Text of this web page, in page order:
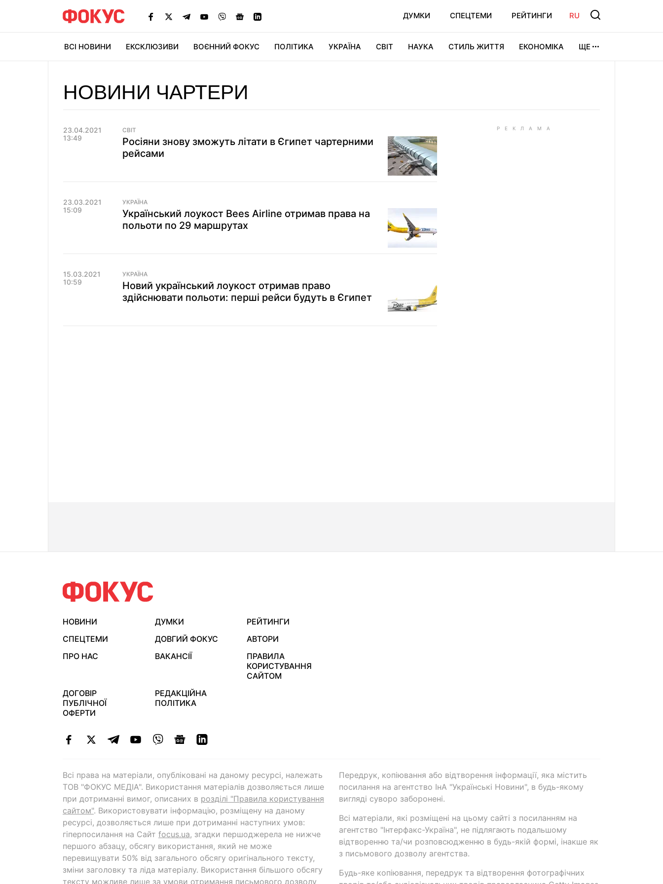
ДУМКИ СПЕЦТЕМИ РЕЙТИНГИ RU
ВСІ НОВИНИ ЕКСКЛЮЗИВИ ВОЄННИЙ ФОКУС ПОЛІТИКА УКРАЇНА СВІТ НАУКА СТИЛЬ ЖИТТЯ ЕКОНОМІКА ЩЕ
НОВИНИ ЧАРТЕРИ
23.04.2021
13:49
СВІТ
Росіяни знову зможуть літати в Єгипет чартерними
рейсами
23.03.2021
15:09
УКРАЇНА
Український лоукост Bees Airline отримав права на
польоти по 29 маршрутах
15.03.2021
10:59
УКРАЇНА
Новий український лоукост отримав право
здійснювати польоти: перші рейси будуть в Єгипет
НОВИНИ ДУМКИ
РЕЙТИНГИ
СПЕЦТЕМИ
ДОВГИЙ ФОКУС
АВТОРИ
ПРО НАС
ВАКАНСІЇ
ПРАВИЛА
КОРИСТУВАННЯ
САЙТОМ
ДОГОВІР
ПУБЛІЧНОЇ
ОФЕРТИ
РЕДАКЦІЙНА
ПОЛІТИКА
Всі права на матеріали, опубліковані на даному ресурсі, належать
ТОВ "ФОКУС МЕДІА". Використання матеріалів дозволяється лише
при дотриманні вимог, описаних в розділі "Правила користування
сайтом". Використовувати інформацію, розміщену на даному
ресурсі, дозволяється лише при дотриманні наступних умов:
гіперпосилання на Cайт focus.ua, згадки першоджерела не нижче
першого абзацу, обсягу використання, який не може
перевищувати 50% від загального обсягу оригінального тексту,
зміни заголовку та ліда матеріалу. Використання більшого обсягу
тексту можливе лише за умови отримання письмового дозволу
Передрук, копіювання або відтворення інформації, яка містить
посилання на агентство ІнА "Українські Новини", в будь-якому
вигляді суворо заборонені.
Всі матеріали, які розміщені на цьому сайті з посиланням на
агентство "Інтерфакс-Україна", не підлягають подальшому
відтворенню та/чи розповсюдженню в будь-якій формі, інакше як
з письмового дозволу агентства.
Будь-яке копіювання, передрук та відтворення фотографічних